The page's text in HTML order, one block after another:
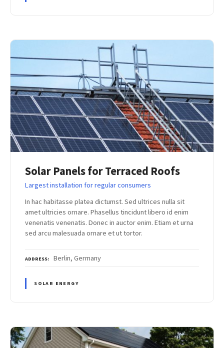
Solar Panels for Terraced Roofs
Largest installation for regular consumers
In hac habitasse platea dictumst. Sed ultrices nulla sit
amet ultricies ornare. Phasellus tincidunt libero id enim
venenatis venenatis. Donec in auctor enim. Etiam et urna
sed arcu malesuada ornare et ut tortor.
ADDRESS Berlin, Germany
SOLAR ENERGY